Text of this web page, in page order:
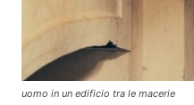
uomo in un edificio tra le macerie